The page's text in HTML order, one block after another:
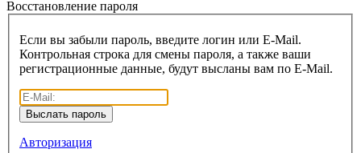
Восcтановление пароля
Если вы забыли пароль, введите логин или E-Mail.
Контрольная строка для смены пароля, а также ваши
регистрационные данные, будут высланы вам по E-Mail.
Авторизация